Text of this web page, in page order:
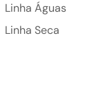
Linha Águas
Linha Seca